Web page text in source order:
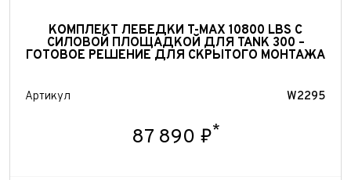
КОМПЛЕКТ ЛЕБЕДКИ T-MAX 10800 LBS С
СИЛОВОЙ ПЛОЩАДКОЙ ДЛЯ TANK 300 –
ГОТОВОЕ РЕШЕНИЕ ДЛЯ СКРЫТОГО МОНТАЖА
Артикул W2295
87 890 ₽*
Обратная связь
Имя*
Выкуп авто